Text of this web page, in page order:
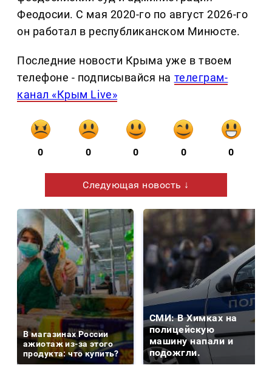
Феодосии. С мая 2020-го по август 2026-го
он работал в республиканском Минюсте.
Последние новости Крыма уже в твоем
телефоне - подписывайся на телеграм-
канал «Крым Live»
0 0 0 0 0
Следующая новость ↓
В магазинах России
ажиотаж из-за этого
продукта: что купить?
СМИ: В Химках на
полицейскую
машину напали и
подожгли.